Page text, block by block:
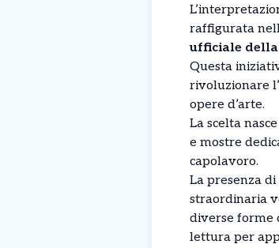
raffigurata
ufficiale della
Questa
rivoluzionare
opere d’arte.
La scelta
e mostre
capolavoro.
La presenza
straordinaria
diverse forme
lettura per